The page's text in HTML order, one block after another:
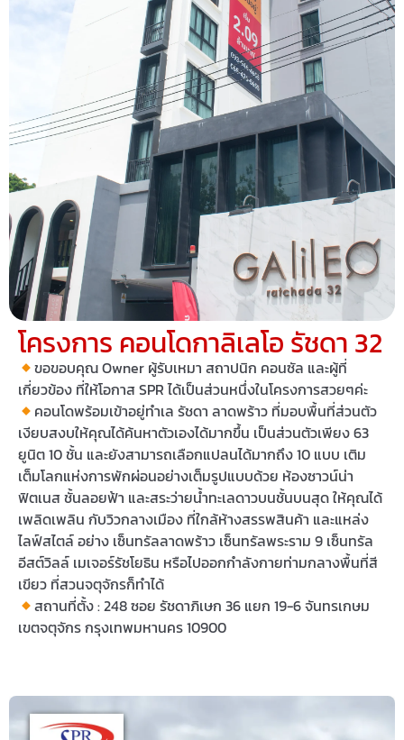
โครงการ คอนโดกาลิเลโอ รัชดา 32
ขอขอบคุณ Owner ผู้รับเหมา สถาปนิก คอนซัล และผู้ที่
เกี่ยวข้อง ที่ให้โอกาส SPR ได้เป็นส่วนหนึ่งในโครงการสวยๆค่ะ
คอนโดพร้อมเข้าอยู่ทำเล รัชดา ลาดพร้าว ที่มอบพื้นที่ส่วนตัว
เงียบสงบให้คุณได้ค้นหาตัวเองได้มากขึ้น เป็นส่วนตัวเพียง 63
ยูนิต 10 ชั้น และยังสามารถเลือกแปลนได้มากถึง 10 แบบ เติม
เต็มโลกแห่งการพักผ่อนอย่างเต็มรูปแบบด้วย ห้องซาวน์น่า
ฟิตเนส ชั้นลอยฟ้า และสระว่ายน้ำทะเลดาวบนชั้นบนสุด ให้คุณได้
เพลิดเพลิน กับวิวกลางเมือง ที่ใกล้ห้างสรรพสินค้า และแหล่ง
ไลฟ์สไตล์ อย่าง เซ็นทรัลลาดพร้าว เซ็นทรัลพระราม 9 เซ็นทรัล
อีสต์วิลล์ เมเจอร์รัชโยธิน หรือไปออกกำลังกายท่ามกลางพื้นที่สี
เขียว ที่สวนจตุจักรก็ทำได้
สถานที่ตั้ง : 248 ซอย รัชดาภิเษก 36 แยก 19-6 จันทรเกษม
เขตจตุจักร กรุงเทพมหานคร 10900